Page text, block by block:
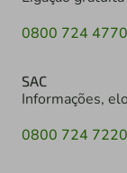
0800 724 4770
SAC
Informações,
0800 724 7220